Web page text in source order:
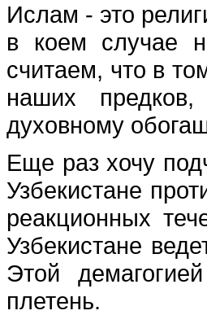
Ислам - это
в коем случае
считаем, что в
наших
духовному
Еще раз хочу
Узбекистане
реакционных
Узбекистане
Этой
плетень.